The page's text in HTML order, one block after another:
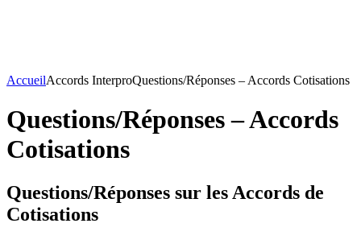
AccueilAccords InterproQuestions/Réponses – Accords Cotisations
Questions/Réponses – Accords
Cotisations
Questions/Réponses sur les Accords de
Cotisations